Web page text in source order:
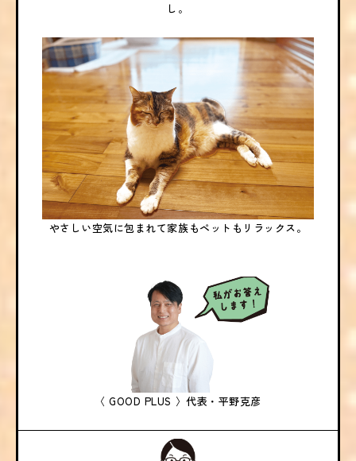
し。
やさしい空気に包まれて家族もペットもリラックス。
〈 GOOD PLUS 〉代表・平野克彦